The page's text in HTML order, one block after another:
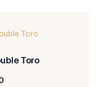
Toro